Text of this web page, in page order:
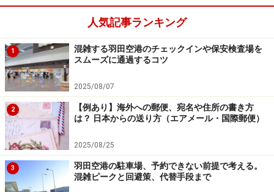
人気記事ランキング
1
混雑する羽田空港のチェックインや保安検査場を
スムーズに通過するコツ
2025/08/07
2
【例あり】海外への郵便、宛名や住所の書き方
は？ 日本からの送り方（エアメール・国際郵便）
2025/08/25
3
羽田空港の駐車場、予約できない前提で考える。
混雑ピークと回避策、代替手段まで